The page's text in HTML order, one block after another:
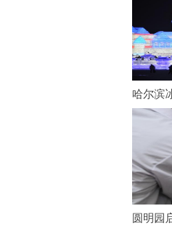
哈尔滨
圆明园